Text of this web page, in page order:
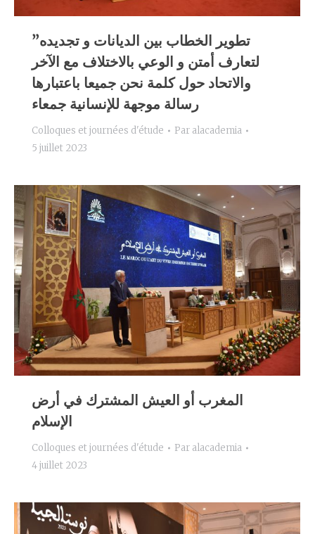
ˮتطوير الخطاب بين الديانات و تجديده
لتعارف أمتن و الوعي بالاختلاف مع الآخر
والاتحاد حول كلمة نحن جميعا باعتبارها
رسالة موجهة للإنسانية جمعاء
Colloques et journées d'étude Par alacademia
5 juillet 2023
المغرب أو العيش المشترك في أرض
الإسلام
Colloques et journées d'étude Par alacademia
4 juillet 2023